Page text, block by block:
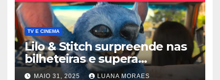
TV E CINEMA
Lilo & Stitch surpreende nas
bilheteiras e supera
Thunderbolts da Marvel
MAIO 31, 2025 LUANA MORAES